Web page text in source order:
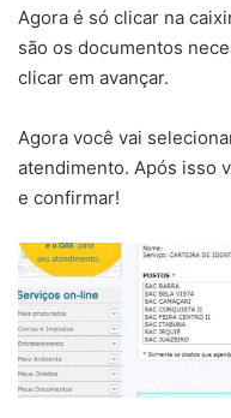
Agora é só clicar na
são os documentos
clicar em avançar.
Agora você vai
atendimento. Após isso
e confirmar!